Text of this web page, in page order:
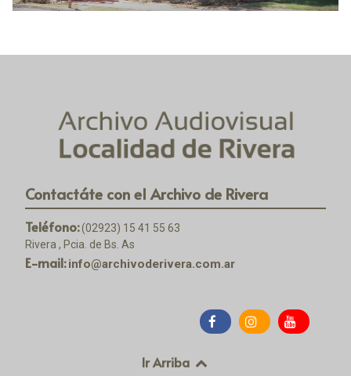
Contactáte con el Archivo de Rivera
Teléfono:(02923) 15 41 55 63
Rivera , Pcia. de Bs. As
E-mail: info@archivoderivera.com.ar
Ir Arriba